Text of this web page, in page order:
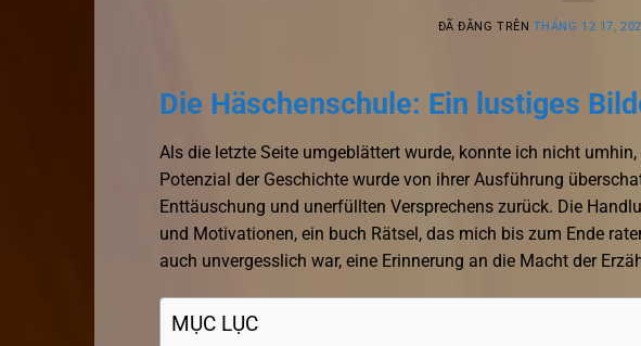
ĐÃ ĐĂNG TRÊN THÁNG 12 17,
Die Häschenschule: Ein lustiges
Als die letzte Seite umgeblättert wurde, konnte ich nicht
Potenzial der Geschichte wurde von ihrer Ausführung
Enttäuschung und unerfüllten Versprechens zurück. Die
und Motivationen, ein buch Rätsel, das mich bis zum Ende
auch unvergesslich war, eine Erinnerung an die Macht der
MỤC LỤC